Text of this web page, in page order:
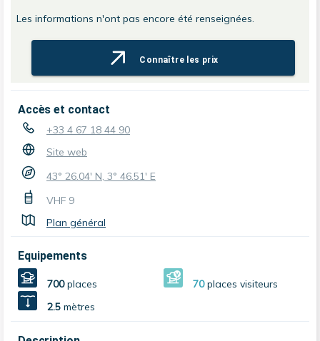
Les informations n'ont pas encore été renseignées.
Connaître les prix
Accès et contact
+33 4 67 18 44 90
Site web
43° 26.04' N, 3° 46.51' E
VHF 9
Plan général
Equipements
700places 70places visiteurs
2.5 mètres